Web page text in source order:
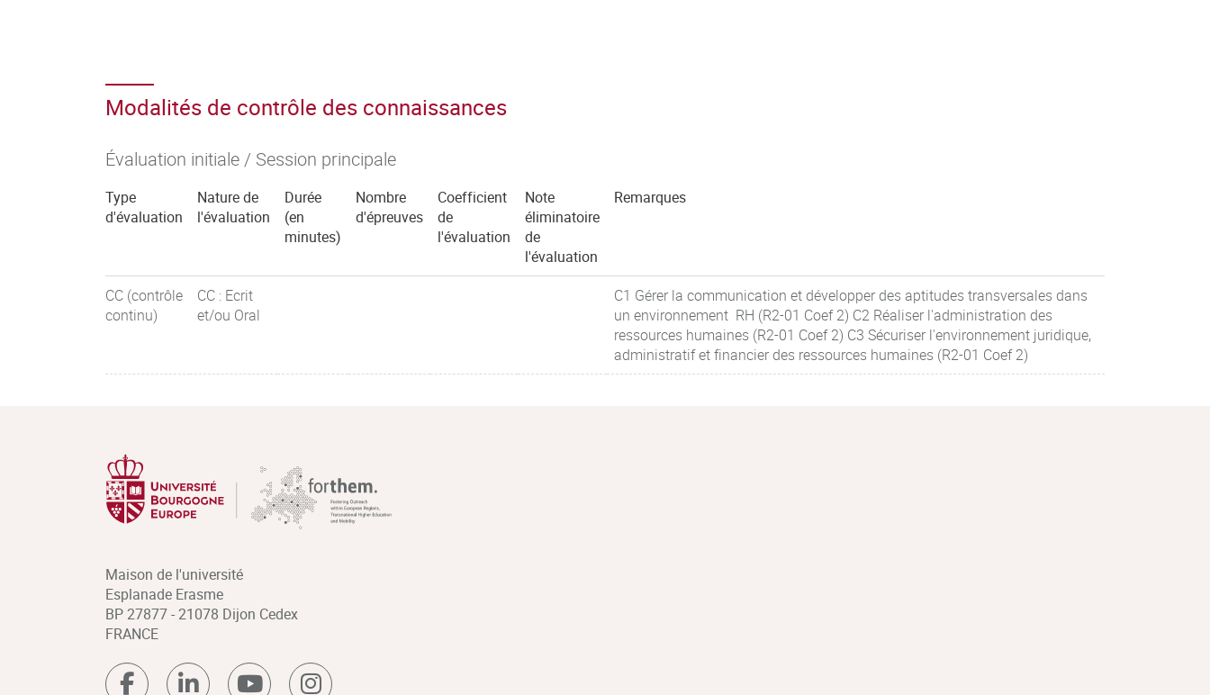
Modalités de contrôle des connaissances
Évaluation initiale / Session principale
Type
d'évaluation
Nature de
l'évaluation
Durée
(en
minutes)
Nombre
d'épreuves
Coefficient
de
l'évaluation
Note
éliminatoire
de
l'évaluation
Remarques
CC (contrôle
continu)
CC : Ecrit
et/ou Oral
C1 Gérer la communication et développer des aptitudes transversales dans
un environnement RH (R2-01 Coef 2) C2 Réaliser l'administration des
ressources humaines (R2-01 Coef 2) C3 Sécuriser l'environnement juridique,
administratif et financier des ressources humaines (R2-01 Coef 2)
Maison de l'université
Esplanade Erasme
BP 27877 - 21078 Dijon Cedex
FRANCE